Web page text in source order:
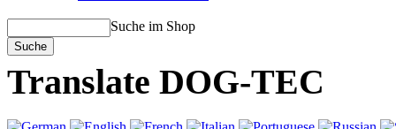
Suche im Shop
Translate DOG-TEC